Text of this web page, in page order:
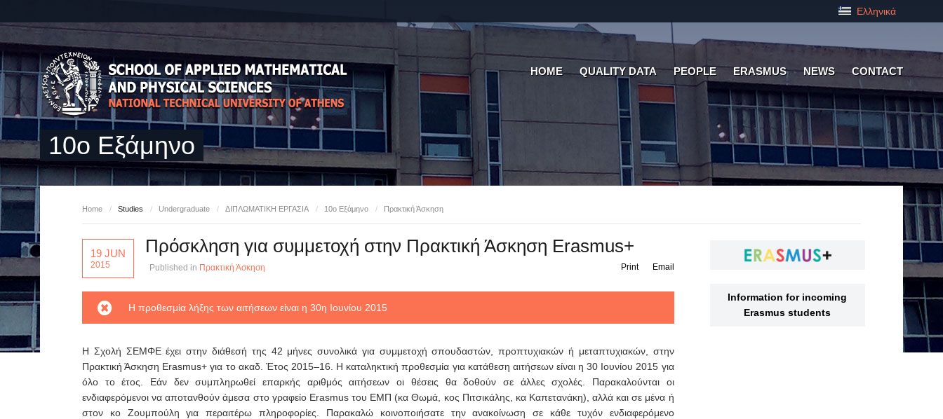
Ελληνικά
HOME QUALITY DATA PEOPLE ERASMUS NEWS CONTACT
10ο Εξάμηνο
Home / Studies / Undergraduate / ΔΙΠΛΩΜΑΤΙΚΗ ΕΡΓΑΣΙΑ / 10ο Εξάμηνο / Πρακτική Άσκηση
19 JUN
2015
Πρόσκληση για συμμετοχή στην Πρακτική Άσκηση Erasmus+
Published in Πρακτική Άσκηση Email
Print
Η προθεσμία λήξης των αιτήσεων είναι η 30η Ιουνίου 2015
Η Σχολή ΣΕΜΦΕ έχει στην διάθεσή της 42 μήνες συνολικά για συμμετοχή σπουδαστών, προπτυχιακών ή μεταπτυχιακών, στην
Πρακτική Άσκηση Erasmus+ για το ακαδ. Έτος 2015–16. Η καταληκτική προθεσμία για κατάθεση αιτήσεων είναι η 30 Ιουνίου 2015 για
όλο το έτος. Εάν δεν συμπληρωθεί επαρκής αριθμός αιτήσεων οι θέσεις θα δοθούν σε άλλες σχολές. Παρακαλούνται οι
ενδιαφερόμενοι να αποτανθούν άμεσα στο γραφείο Erasmus του ΕΜΠ (κα Θωμά, κος Πιτσικάλης, κα Καπετανάκη), αλλά και σε μένα ή
στον κο Ζουμπούλη για περαιτέρω πληροφορίες. Παρακαλώ κοινοποιήσατε την ανακοίνωση σε κάθε τυχόν ενδιαφερόμενο
Information for incoming
Erasmus students